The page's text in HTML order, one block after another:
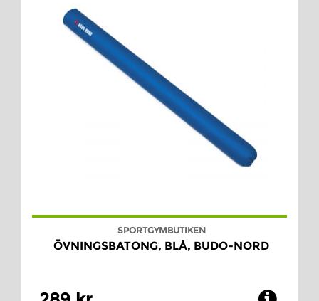
SPORTGYMBUTIKEN
ÖVNINGSBATONG, BLÅ, BUDO-NORD